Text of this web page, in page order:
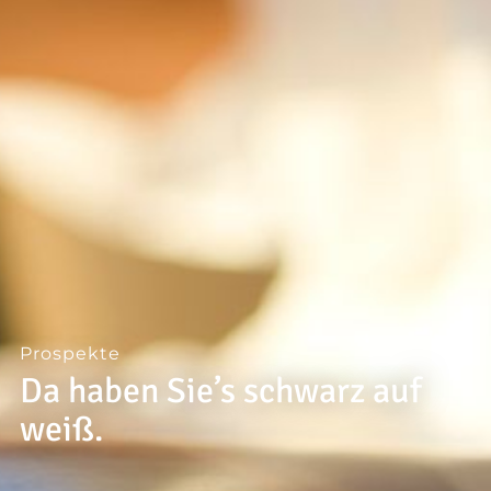
--
Prospekte
Da haben Sie’s schwarz auf
weiß.